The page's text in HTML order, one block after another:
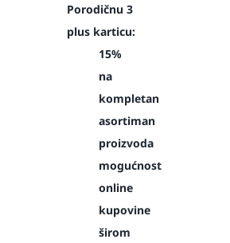
Porodičnu 3
plus karticu:
15%
na
kompletan
asortiman
proizvoda
mogućnost
online
kupovine
širom